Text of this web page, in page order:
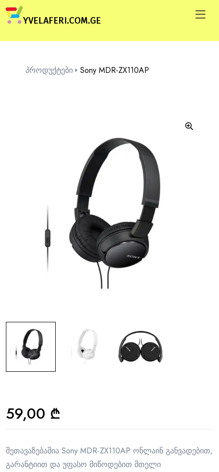
პროდუქტები Sony MDR-ZX110AP
59,00 ₾
შეთავაზებაშია:Sony MDR-ZX110AP ონლაინ განვადებით,
გარანტიით და უფასო მიწოდებით მთელი